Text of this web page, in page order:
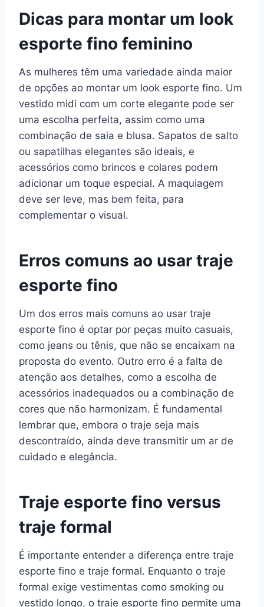
Dicas para montar um look
esporte fino feminino
As mulheres têm uma variedade ainda maior
de opções ao montar um look esporte fino. Um
vestido midi com um corte elegante pode ser
uma escolha perfeita, assim como uma
combinação de saia e blusa. Sapatos de salto
ou sapatilhas elegantes são ideais, e
acessórios como brincos e colares podem
adicionar um toque especial. A maquiagem
deve ser leve, mas bem feita, para
complementar o visual.
Erros comuns ao usar traje
esporte fino
Um dos erros mais comuns ao usar traje
esporte fino é optar por peças muito casuais,
como jeans ou tênis, que não se encaixam na
proposta do evento. Outro erro é a falta de
atenção aos detalhes, como a escolha de
acessórios inadequados ou a combinação de
cores que não harmonizam. É fundamental
lembrar que, embora o traje seja mais
descontraído, ainda deve transmitir um ar de
cuidado e elegância.
Traje esporte fino versus
traje formal
É importante entender a diferença entre traje
esporte fino e traje formal. Enquanto o traje
formal exige vestimentas como smoking ou
vestido longo, o traje esporte fino permite uma